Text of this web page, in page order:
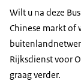
Wilt u na deze
Chinese markt of
Rijksdienst voor
graag verder.